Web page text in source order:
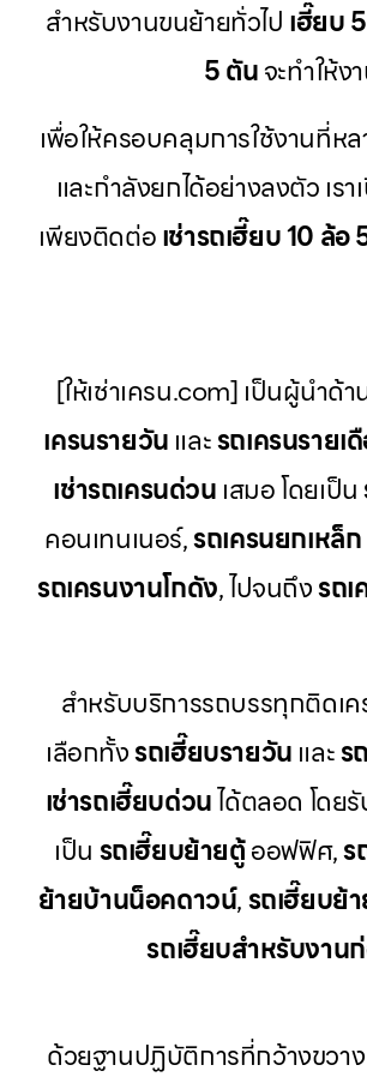
สำหรับงานขนย้ายทั่วไป เฮี๊ยบ
5 ตันจะทำให้ง
เพื่อให้ครอบคลุมการใช้งานที่ห
และกำลังยกได้อย่างลงตัว เร
เพียงติดต่อเช่ารถเฮี๊ยบ 10 ล้อ
[ให้เช่าเครน.com] เป็นผู้นำด้า
เครนรายวัน และรถเครนรายเ
เช่ารถเครนด่วน เสมอ โดยเป็น
คอนเทนเนอร์,รถเครนยกเหล็ก
รถเครนงานโกดัง, ไปจนถึงรถ
สำหรับบริการรถบรรทุกติดเค
เลือกทั้งรถเฮี๊ยบรายวัน และร
เช่ารถเฮี๊ยบด่วนได้ตลอด โดย
เป็น รถเฮี๊ยบย้ายตู้ออฟฟิศ,ร
ย้ายบ้านน็อคดาวน์,รถเฮี๊ยบย้
รถเฮี๊ยบสำหรับงาน
ด้วยฐานปฏิบัติการที่กว้างขวา